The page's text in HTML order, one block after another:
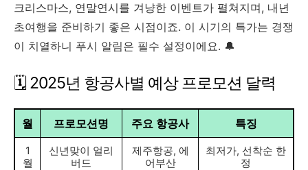
크리스마스, 연말연시를 겨냥한 이벤트가 펼쳐지며, 내년
초여행을 준비하기 좋은 시점이죠. 이 시기의 특가는 경쟁
이 치열하니 푸시 알림은 필수 설정이에요. 🔔
🗓️ 2025년 항공사별 예상 프로모션 달력
월 프로모션명 주요 항공사 특징
1
월
신년맞이 얼리
버드
제주항공, 에
어부산
최저가, 선착순 한
정